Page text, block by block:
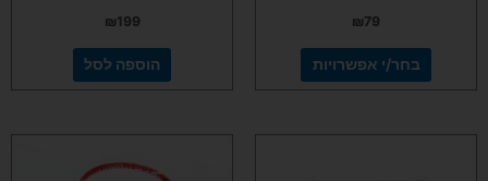
₪79
בחר/י אפשרויות
₪199
הוספה לסל